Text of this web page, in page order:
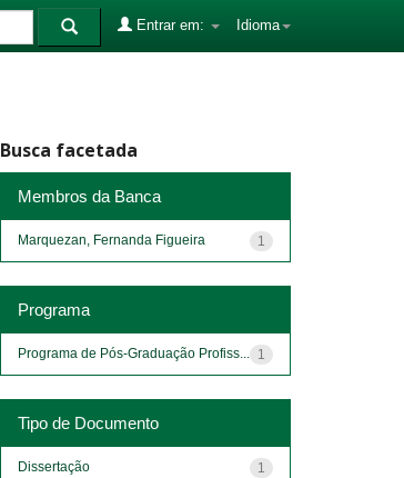
Idioma
Entrar em:
Busca facetada
Membros da Banca
1
Marquezan, Fernanda Figueira
Programa
1
Programa de Pós-Graduação Profiss...
Tipo de Documento
1
Dissertação